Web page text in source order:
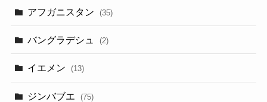
アフガニスタン (35)
バングラデシュ (2)
イエメン (13)
ジンバブエ (75)